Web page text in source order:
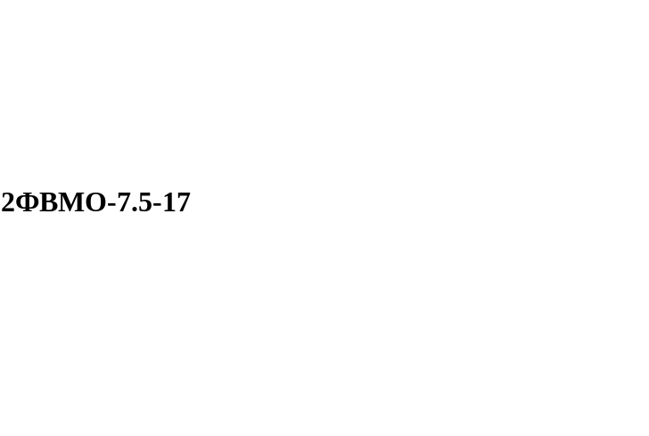
2ФВМO-7.5-17